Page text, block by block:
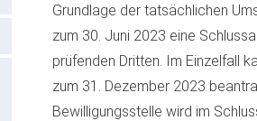
Grundlage der tatsächlichen
zum 30. Juni 2023 eine
prüfenden Dritten. Im Einzelfall
zum 31. Dezember 2023
Bewilligungsstelle wird im